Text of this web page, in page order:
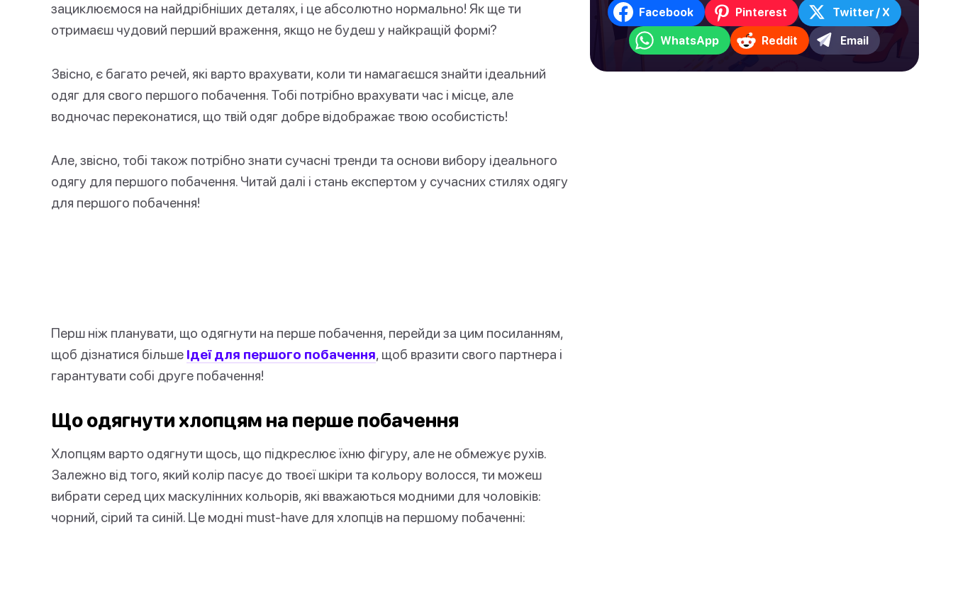
зациклюємося на найдрібніших деталях, і це абсолютно нормально! Як ще ти
отримаєш чудовий перший враження, якщо не будеш у найкращій формі?
Звісно, є багато речей, які варто врахувати, коли ти намагаєшся знайти ідеальний
одяг для свого першого побачення. Тобі потрібно врахувати час і місце, але
водночас переконатися, що твій одяг добре відображає твою особистість!
Але, звісно, тобі також потрібно знати сучасні тренди та основи вибору ідеального
одягу для першого побачення. Читай далі і стань експертом у сучасних стилях одягу
для першого побачення!
Перш ніж планувати, що одягнути на перше побачення, перейди за цим посиланням,
щоб дізнатися більше Ідеї для першого побачення, щоб вразити свого партнера і
гарантувати собі друге побачення!
Що одягнути хлопцям на перше побачення
Хлопцям варто одягнути щось, що підкреслює їхню фігуру, але не обмежує рухів.
Залежно від того, який колір пасує до твоєї шкіри та кольору волосся, ти можеш
вибрати серед цих маскулінних кольорів, які вважаються модними для чоловіків:
чорний, сірий та синій. Це модні must-have для хлопців на першому побаченні:
Facebook Pinterest Twitter / X
WhatsApp Reddit Email